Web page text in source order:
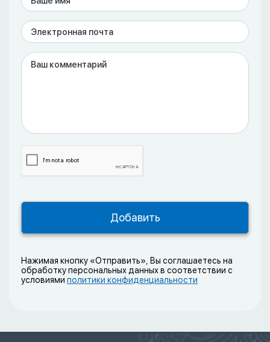
Нажимая кнопку «Отправить», Вы соглашаетесь на
обработку персональных данных в соответствии с
условиями политики конфиденциальности